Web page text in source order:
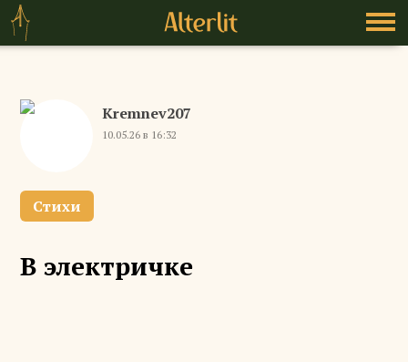
Kremnev207
10.05.26 в 16:32
Стихи
В электричке